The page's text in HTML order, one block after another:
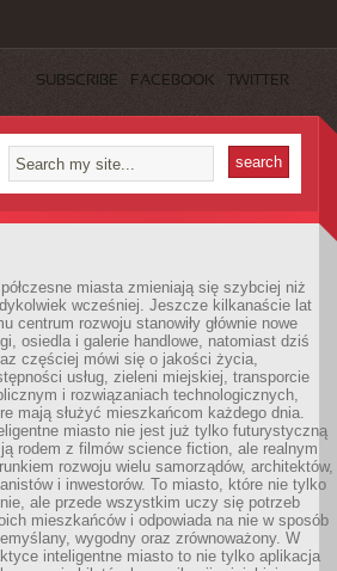
SUBSCRIBE FACEBOOK TWITTER
miasta zmieniają się szybciej niż
wcześniej. Jeszcze kilkanaście lat
centrum rozwoju stanowiły głównie nowe
osiedla i galerie handlowe, natomiast dziś
częściej mówi się o jakości życia,
usług, zieleni miejskiej, transporcie
i rozwiązaniach technologicznych,
mają służyć mieszkańcom każdego dnia.
miasto nie jest już tylko futurystyczną
rodem z filmów science fiction, ale realnym
rozwoju wielu samorządów, architektów,
i inwestorów. To miasto, które nie tylko
ale przede wszystkim uczy się potrzeb
mieszkańców i odpowiada na nie w sposób
wygodny oraz zrównoważony. W
inteligentne miasto to nie tylko aplikacja